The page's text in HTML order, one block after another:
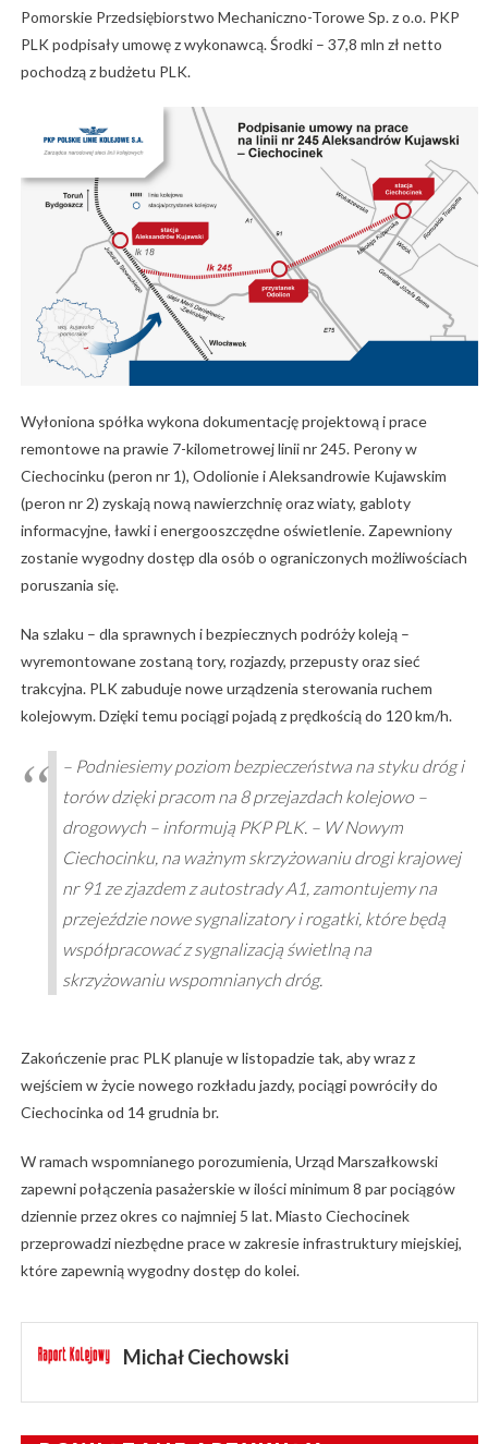
Pomorskie Przedsiębiorstwo Mechaniczno-Torowe Sp. z o.o. PKP
PLK podpisały umowę z wykonawcą. Środki – 37,8 mln zł netto
pochodzą z budżetu PLK.
Wyłoniona spółka wykona dokumentację projektową i prace
remontowe na prawie 7-kilometrowej linii nr 245. Perony w
Ciechocinku (peron nr 1), Odolionie i Aleksandrowie Kujawskim
(peron nr 2) zyskają nową nawierzchnię oraz wiaty, gabloty
informacyjne, ławki i energooszczędne oświetlenie. Zapewniony
zostanie wygodny dostęp dla osób o ograniczonych możliwościach
poruszania się.
Na szlaku – dla sprawnych i bezpiecznych podróży koleją –
wyremontowane zostaną tory, rozjazdy, przepusty oraz sieć
trakcyjna. PLK zabuduje nowe urządzenia sterowania ruchem
kolejowym. Dzięki temu pociągi pojadą z prędkością do 120 km/h.
– Podniesiemy poziom bezpieczeństwa na styku dróg i
torów dzięki pracom na 8 przejazdach kolejowo –
drogowych – informują PKP PLK. – W Nowym
Ciechocinku, na ważnym skrzyżowaniu drogi krajowej
nr 91 ze zjazdem z autostrady A1, zamontujemy na
przejeździe nowe sygnalizatory i rogatki, które będą
współpracować z sygnalizacją świetlną na
skrzyżowaniu wspomnianych dróg.
Zakończenie prac PLK planuje w listopadzie tak, aby wraz z
wejściem w życie nowego rozkładu jazdy, pociągi powróciły do
Ciechocinka od 14 grudnia br.
W ramach wspomnianego porozumienia, Urząd Marszałkowski
zapewni połączenia pasażerskie w ilości minimum 8 par pociągów
dziennie przez okres co najmniej 5 lat. Miasto Ciechocinek
przeprowadzi niezbędne prace w zakresie infrastruktury miejskiej,
które zapewnią wygodny dostęp do kolei.
Michał Ciechowski